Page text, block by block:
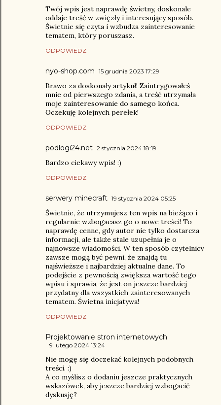
Twój wpis jest naprawdę świetny, doskonale
oddaje treść w zwięzły i interesujący sposób.
Świetnie się czyta i wzbudza zainteresowanie
tematem, który poruszasz.
ODPOWIEDZ
nyo-shop.com 15 grudnia 2023 17:29
Brawo za doskonały artykuł! Zaintrygowałeś
mnie od pierwszego zdania, a treść utrzymała
moje zainteresowanie do samego końca.
Oczekuję kolejnych perełek!
ODPOWIEDZ
podlogi24.net 2 stycznia 2024 18:19
Bardzo ciekawy wpis! :)
ODPOWIEDZ
serwery minecraft 19 stycznia 2024 05:25
Świetnie, że utrzymujesz ten wpis na bieżąco i
regularnie wzbogacasz go o nowe treści! To
naprawdę cenne, gdy autor nie tylko dostarcza
informacji, ale także stale uzupełnia je o
najnowsze wiadomości. W ten sposób czytelnicy
zawsze mogą być pewni, że znajdą tu
najświeższe i najbardziej aktualne dane. To
podejście z pewnością zwiększa wartość tego
wpisu i sprawia, że jest on jeszcze bardziej
przydatny dla wszystkich zainteresowanych
tematem. Świetna inicjatywa!
ODPOWIEDZ
Projektowanie stron internetowych
9 lutego 2024 13:24
Nie mogę się doczekać kolejnych podobnych
treści. :)
A co myślisz o dodaniu jeszcze praktycznych
wskazówek, aby jeszcze bardziej wzbogacić
dyskusję?